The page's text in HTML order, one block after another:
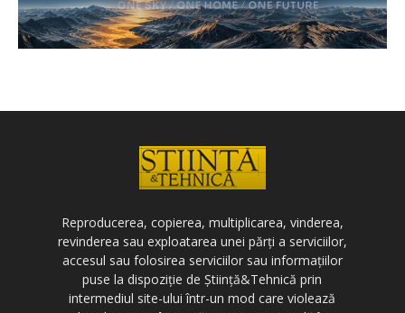
Reproducerea, copierea, multiplicarea, vinderea,
revinderea sau exploatarea unei părți a serviciilor,
accesul sau folosirea serviciilor sau informațiilor
puse la dispoziție de Știință&Tehnică prin
intermediul site-ului într-un mod care violează